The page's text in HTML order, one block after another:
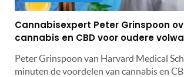
Cannabisexpert Peter Grinspoon
cannabis en CBD voor oudere
Peter Grinspoon van Harvard Medical
minuten de voordelen van cannabis en